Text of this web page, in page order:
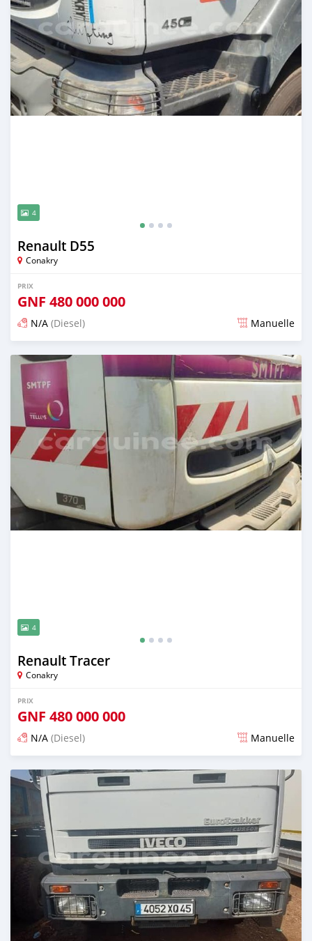
4
Renault D55
Conakry
PRIX
GNF 480 000 000
N/A (Diesel) Manuelle
Publié il y a plus d'un an
4
Renault Tracer
Conakry
PRIX
GNF 480 000 000
N/A (Diesel) Manuelle
Publié il y a plus d'un an